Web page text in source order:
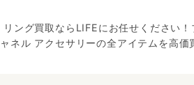
リング買取ならLIFEにお任せください
ネル アクセサリーの全アイテムを高価